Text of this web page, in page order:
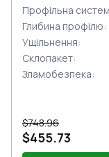
Профільна
Глибина профілю:
Ущільнення:
Склопакет:
Зламобезпека:
$748.96
$455.73